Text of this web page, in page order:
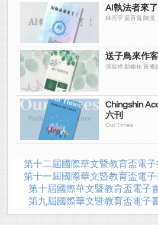
AI執法者來了
林亮宇 葉百寬 陳漢
送子鳥來作
張宸禕 顏榆祐 黃脩
Chingshin
六刊
Our TImes
第十二屆國際華文暨教育盃電
第十一屆國際華文暨教育盃電
第十屆國際華文暨教育盃電子
第九屆國際華文暨教育盃電子